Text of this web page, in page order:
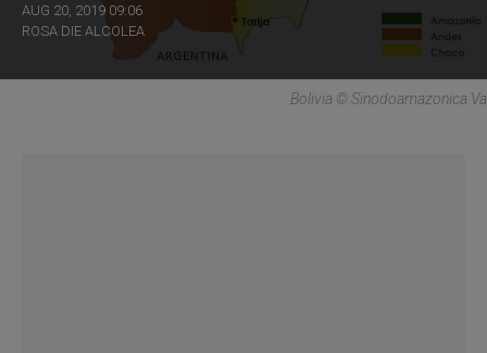
AUG 20, 2019 09:06
ROSA DIE ALCOLEA
Bolivia © Sinodoamazonica.va